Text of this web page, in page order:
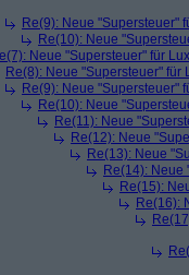
Re(9): Neue "Supersteuer"
Re(10): Neue
Neue "Supersteuer" für
Re(8): Neue "Supersteuer" für
Re(9): Neue "Supersteuer"
Re(10): Neue
Re(11): Neue
Re(12): Neue
Re(13): Neue
Re(14): Neue
Re(15):
Re(16):